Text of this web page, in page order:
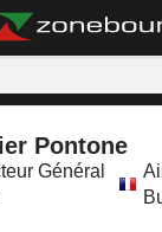
Pontone
Général